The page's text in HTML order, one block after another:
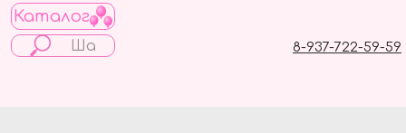
Каталог
8-937-722-59-59